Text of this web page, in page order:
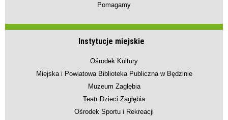
Pomagamy
Instytucje miejskie
Ośrodek Kultury
Miejska i Powiatowa Biblioteka Publiczna w Będzinie
Muzeum Zagłębia
Teatr Dzieci Zagłębia
Ośrodek Sportu i Rekreacji